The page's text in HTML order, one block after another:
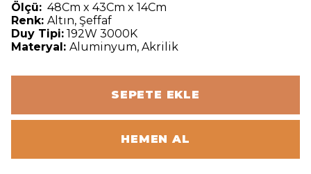
Ölçü: 48Cm x 43Cm x 14Cm
Renk: Altın, Şeffaf
Duy Tipi: 192W 3000K
Materyal: Aluminyum, Akrilik
SEPETE EKLE
HEMEN AL